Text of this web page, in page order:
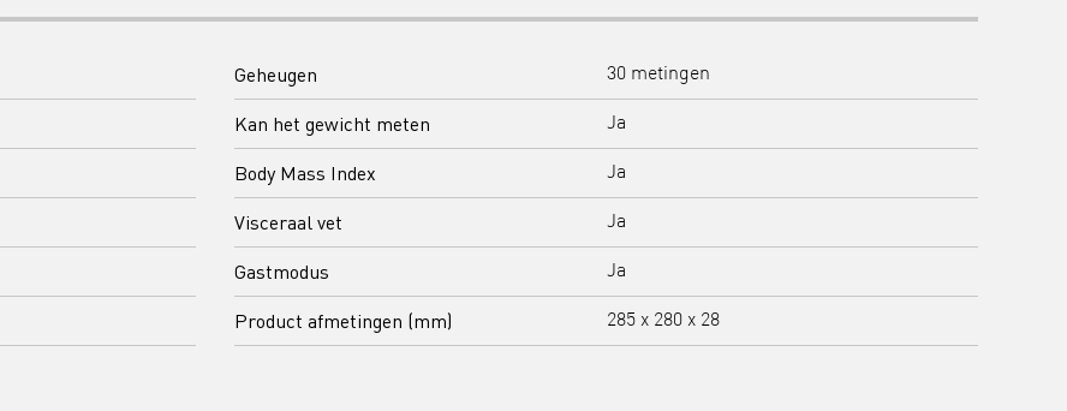
Geheugen 30 metingen
Kan het gewicht meten Ja
Body Mass Index Ja
Visceraal vet Ja
Gastmodus Ja
Product afmetingen (mm) 285 x 280 x 28